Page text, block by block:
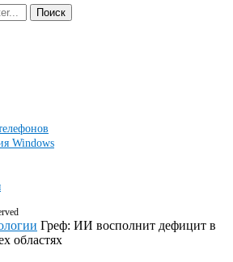
Поиск
Windows
Греф: ИИ восполнит дефицит в
областях